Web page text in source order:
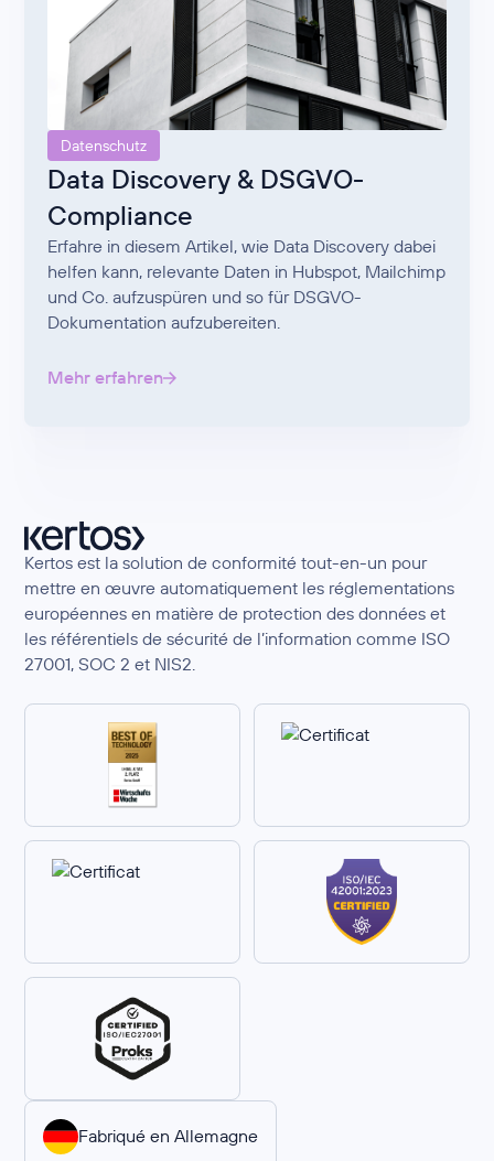
Datenschutz
Data Discovery & DSGVO-
Compliance
Erfahre in diesem Artikel, wie Data Discovery dabei
helfen kann, relevante Daten in Hubspot, Mailchimp
und Co. aufzuspüren und so für DSGVO-
Dokumentation aufzubereiten.
Mehr erfahren
Kertos est la solution de conformité tout-en-un pour
mettre en œuvre automatiquement les réglementations
européennes en matière de protection des données et
les référentiels de sécurité de l’information comme ISO
27001, SOC 2 et NIS2.
Fabriqué en Allemagne